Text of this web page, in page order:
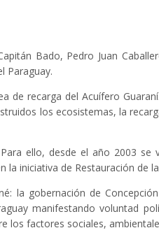
Bado, Pedro Juan
Paraguay.
de recarga del Acuífero
los ecosistemas, la
ello, desde el año 2003 se
iniciativa de Restauración de
la gobernación de
manifestando voluntad
los factores sociales,